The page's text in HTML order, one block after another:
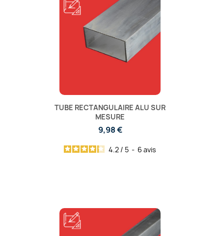
TUBE RECTANGULAIRE ALU SUR
MESURE
9,98 €
4.2 / 5 - 6 avis